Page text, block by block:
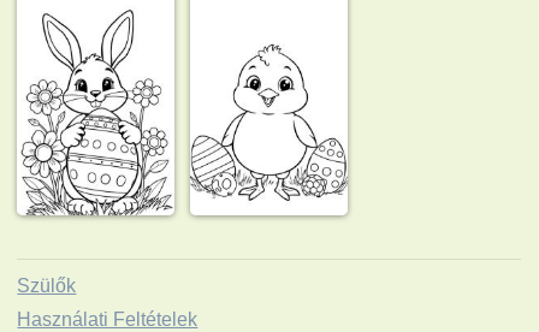
Szülők
Használati Feltételek